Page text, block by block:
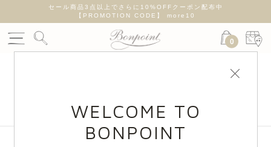
セール商品3点以上でさらに10%OFFクーポン配布中
【PROMOTION CODE】 more10
0
絞り込み検索
WELCOME TO
BONPOINT